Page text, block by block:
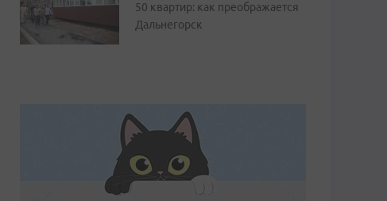
50 квартир: как преображается
Дальнегорск